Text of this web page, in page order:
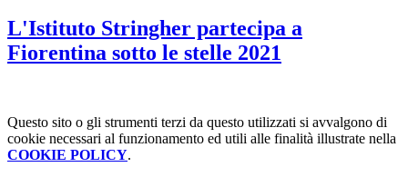
L'Istituto Stringher partecipa a
Fiorentina sotto le stelle 2021
Questo sito o gli strumenti terzi da questo utilizzati si avvalgono di
cookie necessari al funzionamento ed utili alle finalità illustrate nella
COOKIE POLICY.